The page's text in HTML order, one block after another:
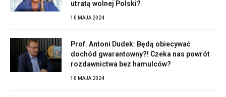
utratą wolnej Polski?
10 MAJA 2024
Prof. Antoni Dudek: Będą obiecywać
dochód gwarantowny?! Czeka nas powrót
rozdawnictwa bez hamulców?
10 MAJA 2024